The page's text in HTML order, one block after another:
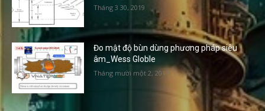
Tháng 3 30, 2019
Đo mật độ bùn dùng phương pháp siêu
âm_Wess Globle
Tháng mười một 2, 2017